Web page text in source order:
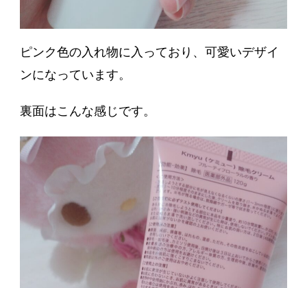
ピンク色の入れ物に入っており、可愛いデザイ
ンになっています。
裏面はこんな感じです。